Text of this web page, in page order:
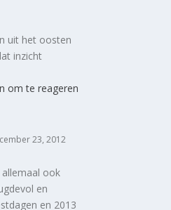
uit het oosten
inzicht
om te reageren
23, 2012
ook
en
en 2013